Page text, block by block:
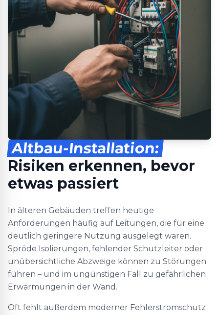
Altbau-Installation:
Risiken erkennen, bevor
etwas passiert
In älteren Gebäuden treffen heutige
Anforderungen häufig auf Leitungen, die für eine
deutlich geringere Nutzung ausgelegt waren.
Spröde Isolierungen, fehlender Schutzleiter oder
unübersichtliche Abzweige können zu Störungen
führen – und im ungünstigen Fall zu gefährlichen
Erwärmungen in der Wand.
Oft fehlt außerdem moderner Fehlerstromschutz